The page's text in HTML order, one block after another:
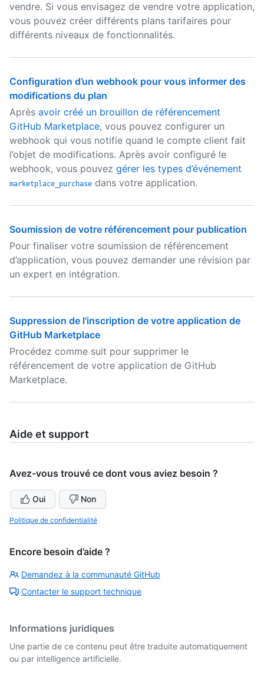
vendre. Si vous envisagez de vendre votre application,
vous pouvez créer différents plans tarifaires pour
différents niveaux de fonctionnalités.
Configuration d’un webhook pour vous informer des
modifications du plan
Après avoir créé un brouillon de référencement
GitHub Marketplace, vous pouvez configurer un
webhook qui vous notifie quand le compte client fait
l’objet de modifications. Après avoir configuré le
webhook, vous pouvez gérer les types d’événement
marketplace_purchase dans votre application.
Soumission de votre référencement pour publication
Pour finaliser votre soumission de référencement
d’application, vous pouvez demander une révision par
un expert en intégration.
Suppression de l'inscription de votre application de
GitHub Marketplace
Procédez comme suit pour supprimer le
référencement de votre application de GitHub
Marketplace.
Aide et support
Avez-vous trouvé ce dont vous aviez besoin ?
Oui Non
Politique de confidentialité
Encore besoin d’aide ?
Demandez à la communauté GitHub
Contacter le support technique
Informations juridiques
Une partie de ce contenu peut être traduite automatiquement
ou par intelligence artificielle.